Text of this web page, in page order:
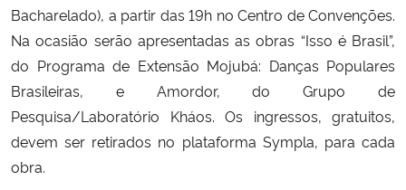
Bacharelado), a partir das 19h no Centro de Convenções.
Na ocasião serão apresentadas as obras “Isso é Brasil”,
do Programa de Extensão Mojubá: Danças Populares
Brasileiras, e Amordor, do Grupo de
Pesquisa/Laboratório Kháos. Os ingressos, gratuitos,
devem ser retirados no plataforma Sympla, para cada
obra.